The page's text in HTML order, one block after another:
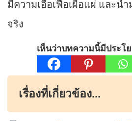
มีความเอื้อเฟื้อเผื่อแผ่ และน
จริง
เห็นว่าบทความนี้มีประโ
เรื่องที่เกี่ยวข้อง...